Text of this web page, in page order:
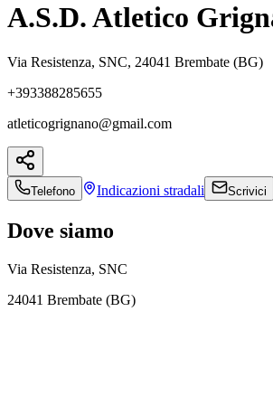
A.S.D. Atletico
Via Resistenza, SNC, 24041 Brembate (BG)
+393388285655
atleticogrignano@gmail.com
Telefono Indicazioni stradali Scrivici
Dove siamo
Via Resistenza, SNC
24041 Brembate (BG)